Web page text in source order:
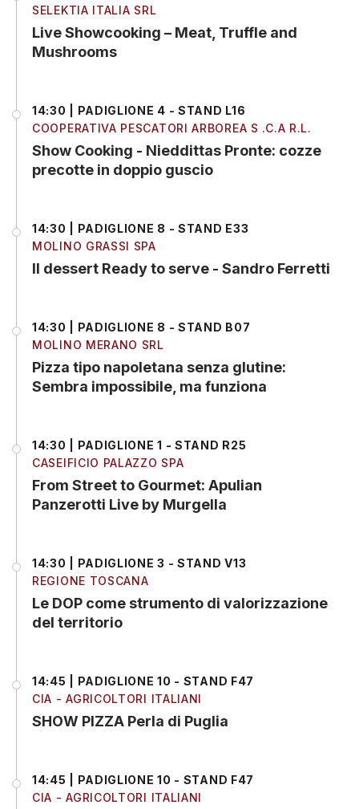
SELEKTIA ITALIA SRL
Live Showcooking – Meat, Truffle and
Mushrooms
14:30 | PADIGLIONE 4 - STAND L16
COOPERATIVA PESCATORI ARBOREA S .C.A R.L.
Show Cooking - Nieddittas Pronte: cozze
precotte in doppio guscio
14:30 | PADIGLIONE 8 - STAND E33
MOLINO GRASSI SPA
Il dessert Ready to serve - Sandro Ferretti
14:30 | PADIGLIONE 8 - STAND B07
MOLINO MERANO SRL
Pizza tipo napoletana senza glutine:
Sembra impossibile, ma funziona
14:30 | PADIGLIONE 1 - STAND R25
CASEIFICIO PALAZZO SPA
From Street to Gourmet: Apulian
Panzerotti Live by Murgella
14:30 | PADIGLIONE 3 - STAND V13
REGIONE TOSCANA
Le DOP come strumento di valorizzazione
del territorio
14:45 | PADIGLIONE 10 - STAND F47
CIA - AGRICOLTORI ITALIANI
SHOW PIZZA Perla di Puglia
14:45 | PADIGLIONE 10 - STAND F47
CIA - AGRICOLTORI ITALIANI